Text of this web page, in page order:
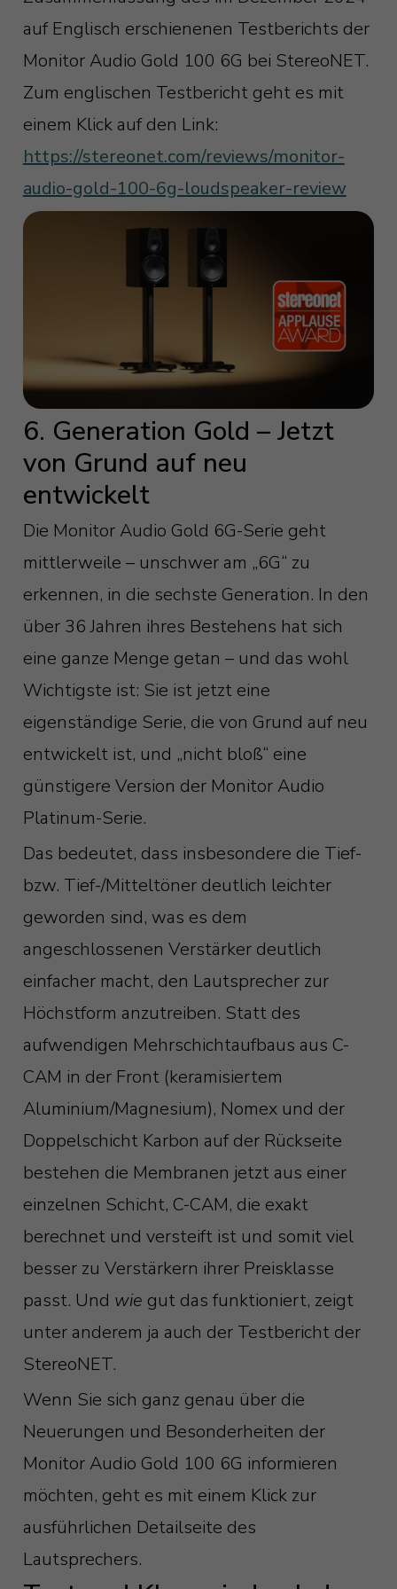
auf Englisch erschienenen Testberichts der
Monitor Audio Gold 100 6G bei StereoNET.
Zum englischen Testbericht geht es mit
einem Klick auf den Link:
https://stereonet.com/reviews/monitor-
audio-gold-100-6g-loudspeaker-review
6. Generation Gold – Jetzt
von Grund auf neu
entwickelt
Die Monitor Audio Gold 6G-Serie geht
mittlerweile – unschwer am „6G“ zu
erkennen, in die sechste Generation. In den
über 36 Jahren ihres Bestehens hat sich
eine ganze Menge getan – und das wohl
Wichtigste ist: Sie ist jetzt eine
eigenständige Serie, die von Grund auf neu
entwickelt ist, und „nicht bloß“ eine
günstigere Version der Monitor Audio
Platinum-Serie.
Das bedeutet, dass insbesondere die Tief-
bzw. Tief-/Mitteltöner deutlich leichter
geworden sind, was es dem
angeschlossenen Verstärker deutlich
einfacher macht, den Lautsprecher zur
Höchstform anzutreiben. Statt des
aufwendigen Mehrschichtaufbaus aus C-
CAM in der Front (keramisiertem
Aluminium/Magnesium), Nomex und der
Doppelschicht Karbon auf der Rückseite
bestehen die Membranen jetzt aus einer
einzelnen Schicht, C-CAM, die exakt
berechnet und versteift ist und somit viel
besser zu Verstärkern ihrer Preisklasse
passt. Und wie gut das funktioniert, zeigt
unter anderem ja auch der Testbericht der
StereoNET.
Wenn Sie sich ganz genau über die
Neuerungen und Besonderheiten der
Monitor Audio Gold 100 6G informieren
möchten, geht es mit einem Klick zur
ausführlichen Detailseite des
Lautsprechers.